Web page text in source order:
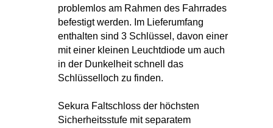
problemlos am Rahmen des Fahrrades
befestigt werden. Im Lieferumfang
enthalten sind 3 Schlüssel, davon einer
mit einer kleinen Leuchtdiode um auch
in der Dunkelheit schnell das
Schlüsselloch zu finden.
Sekura Faltschloss der höchsten
Sicherheitsstufe mit separatem